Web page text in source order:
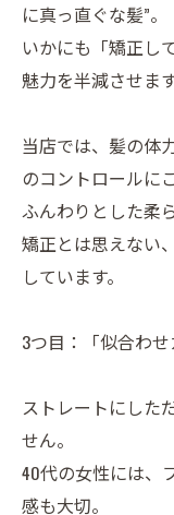
に真っ直ぐな髪”。
いかにも「矯正し
魅力を半減させます
当店では、髪の体
のコントロールに
ふんわりとした柔
矯正とは思えない
しています。
3つ目：「似合わ
ストレートにした
せん。
40代の女性には、
感も大切。